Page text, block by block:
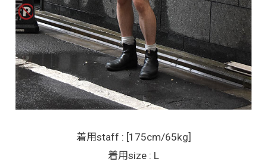
着用staff : [175cm/65kg]
着用size : L